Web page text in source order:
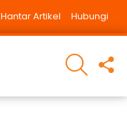
Hantar Artikel Hubungi
SEARCH